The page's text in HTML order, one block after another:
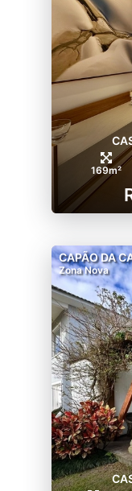
169m²
CAPÃO DA
Zona Nova